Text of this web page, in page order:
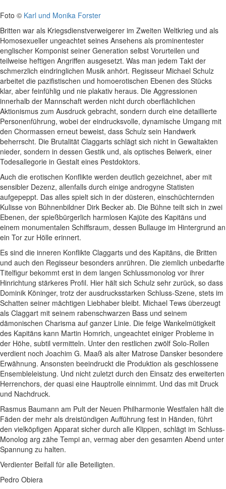
Foto © Karl und Monika Forster
Britten war als Kriegsdienstverweigerer im Zweiten Weltkrieg und als
Homosexueller ungeachtet seines Ansehens als prominentester
englischer Komponist seiner Generation selbst Vorurteilen und
teilweise heftigen Angriffen ausgesetzt. Was man jedem Takt der
schmerzlich eindringlichen Musik anhört. Regisseur Michael Schulz
arbeitet die pazifistischen und homoerotischen Ebenen des Stücks
klar, aber feinfühlig und nie plakativ heraus. Die Aggressionen
innerhalb der Mannschaft werden nicht durch oberflächlichen
Aktionismus zum Ausdruck gebracht, sondern durch eine detaillierte
Personenführung, wobei der eindrucksvolle, dynamische Umgang mit
den Chormassen erneut beweist, dass Schulz sein Handwerk
beherrscht. Die Brutalität Claggarts schlägt sich nicht in Gewaltakten
nieder, sondern in dessen Gestik und, als optisches Beiwerk, einer
Todesallegorie in Gestalt eines Pestdoktors.
Auch die erotischen Konflikte werden deutlich gezeichnet, aber mit
sensibler Dezenz, allenfalls durch einige androgyne Statisten
aufgepeppt. Das alles spielt sich in der düsteren, einschüchternden
Kulisse von Bühnenbildner Dirk Becker ab. Die Bühne teilt sich in zwei
Ebenen, der spießbürgerlich harmlosen Kajüte des Kapitäns und
einem monumentalen Schiffsraum, dessen Bullauge im Hintergrund an
ein Tor zur Hölle erinnert.
Es sind die inneren Konflikte Claggarts und des Kapitäns, die Britten
und auch den Regisseur besonders anrühren. Die ziemlich unbedarfte
Titelfigur bekommt erst in dem langen Schlussmonolog vor ihrer
Hinrichtung stärkeres Profil. Hier hält sich Schulz sehr zurück, so dass
Dominik Köninger, trotz der ausdrucksstarken Schluss-Szene, stets im
Schatten seiner mächtigen Liebhaber bleibt. Michael Tews überzeugt
als Claggart mit seinem rabenschwarzen Bass und seinem
dämonischen Charisma auf ganzer Linie. Die feige Wankelmütigkeit
des Kapitäns kann Martin Homrich, ungeachtet einiger Probleme in
der Höhe, subtil vermitteln. Unter den restlichen zwölf Solo-Rollen
verdient noch Joachim G. Maaß als alter Matrose Dansker besondere
Erwähnung. Ansonsten beeindruckt die Produktion als geschlossene
Ensembleleistung. Und nicht zuletzt durch den Einsatz des erweiterten
Herrenchors, der quasi eine Hauptrolle einnimmt. Und das mit Druck
und Nachdruck.
Rasmus Baumann am Pult der Neuen Philharmonie Westfalen hält die
Fäden der mehr als dreistündigen Aufführung fest in Händen, führt
den vielköpfigen Apparat sicher durch alle Klippen, schlägt im Schluss-
Monolog arg zähe Tempi an, vermag aber den gesamten Abend unter
Spannung zu halten.
Verdienter Beifall für alle Beteiligten.
Pedro Obiera